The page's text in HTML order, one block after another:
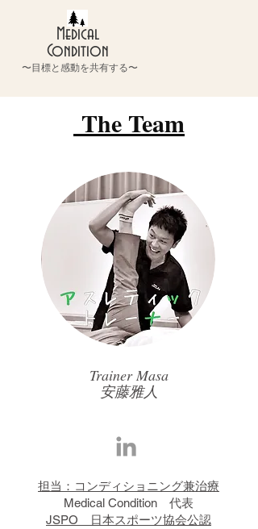
Medical
Condition
〜目標と感動を共有する〜
The Team
Trainer Masa
​安藤雅人
担当：コンディショニング兼治療
Medical Condition 代表
JSPO 日本スポーツ協会公認